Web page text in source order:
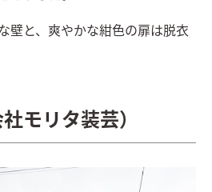
壁と、爽やかな紺色の扉は脱衣
モリタ装芸）